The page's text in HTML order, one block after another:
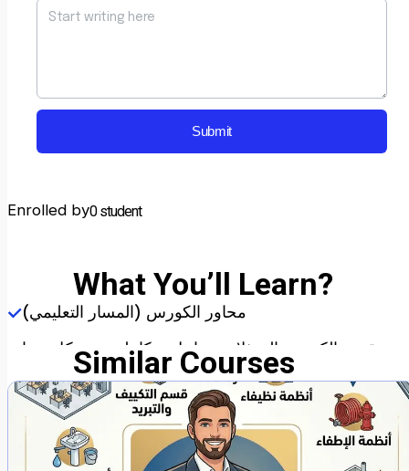
Submit
Enrolled by0 student
What You’ll Learn?
محاور الكورس (المسار التعليمي)
ينقسم الكورس إلى ثلاث مراحل متكاملة، تبني كل منها
1. هيكلة المواقع باستخدام HTML5:
Similar Courses